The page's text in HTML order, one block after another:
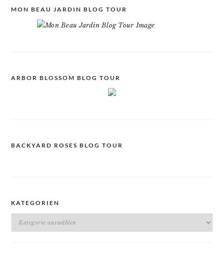
MON BEAU JARDIN BLOG TOUR
ARBOR BLOSSOM BLOG TOUR
BACKYARD ROSES BLOG TOUR
KATEGORIEN
Kategorien